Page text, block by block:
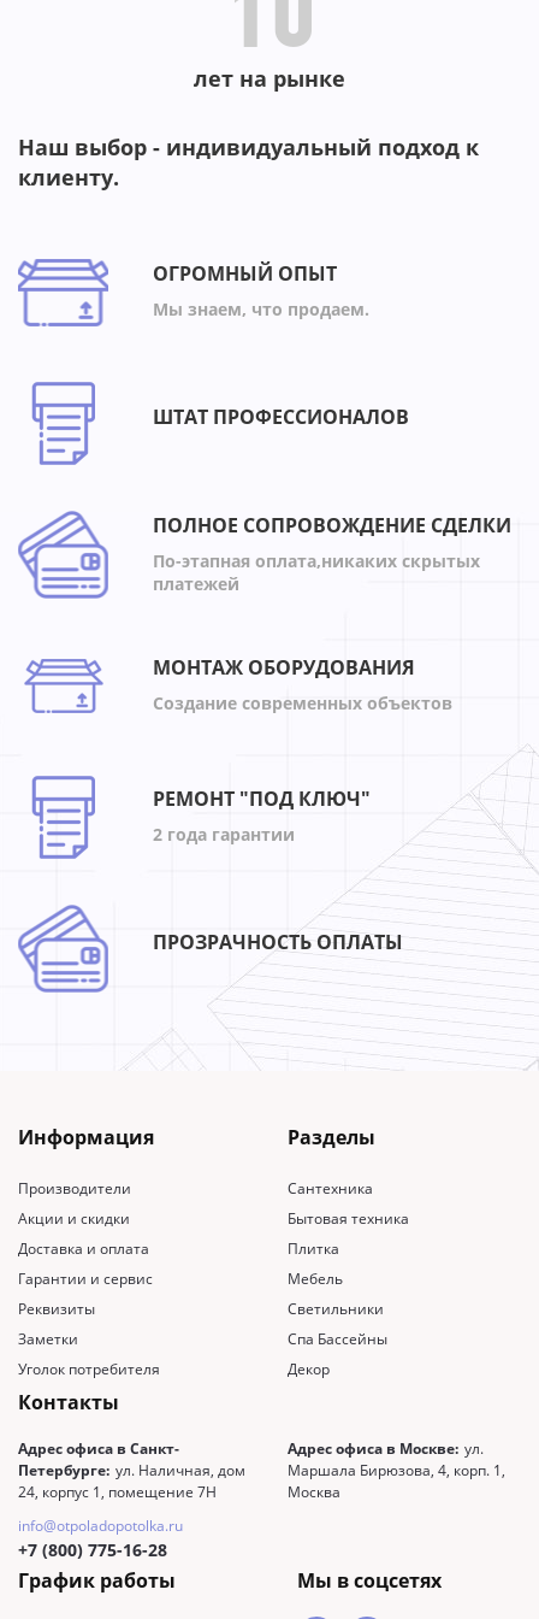
10
лет на рынке
Наш выбор - индивидуальный подход к
клиенту.
ОГРОМНЫЙ ОПЫТ
Мы знаем, что продаем.
ШТАТ ПРОФЕССИОНАЛОВ
ПОЛНОЕ СОПРОВОЖДЕНИЕ СДЕЛКИ
По-этапная оплата,никаких скрытых
платежей
МОНТАЖ ОБОРУДОВАНИЯ
Создание современных объектов
РЕМОНТ "ПОД КЛЮЧ"
2 года гарантии
ПРОЗРАЧНОСТЬ ОПЛАТЫ
Информация
Производители
Акции и скидки
Доставка и оплата
Гарантии и сервис
Реквизиты
Заметки
Уголок потребителя
Разделы
Сантехника
Бытовая техника
Плитка
Мебель
Светильники
Спа Бассейны
Декор
Контакты
Адрес офиса в Санкт-
Петербурге: ул. Наличная, дом
24, корпус 1, помещение 7Н
Адрес офиса в Москве: ул.
Маршала Бирюзова, 4, корп. 1,
Москва
info@otpoladopotolka.ru
+7 (800) 775-16-28
График работы Мы в соцсетях